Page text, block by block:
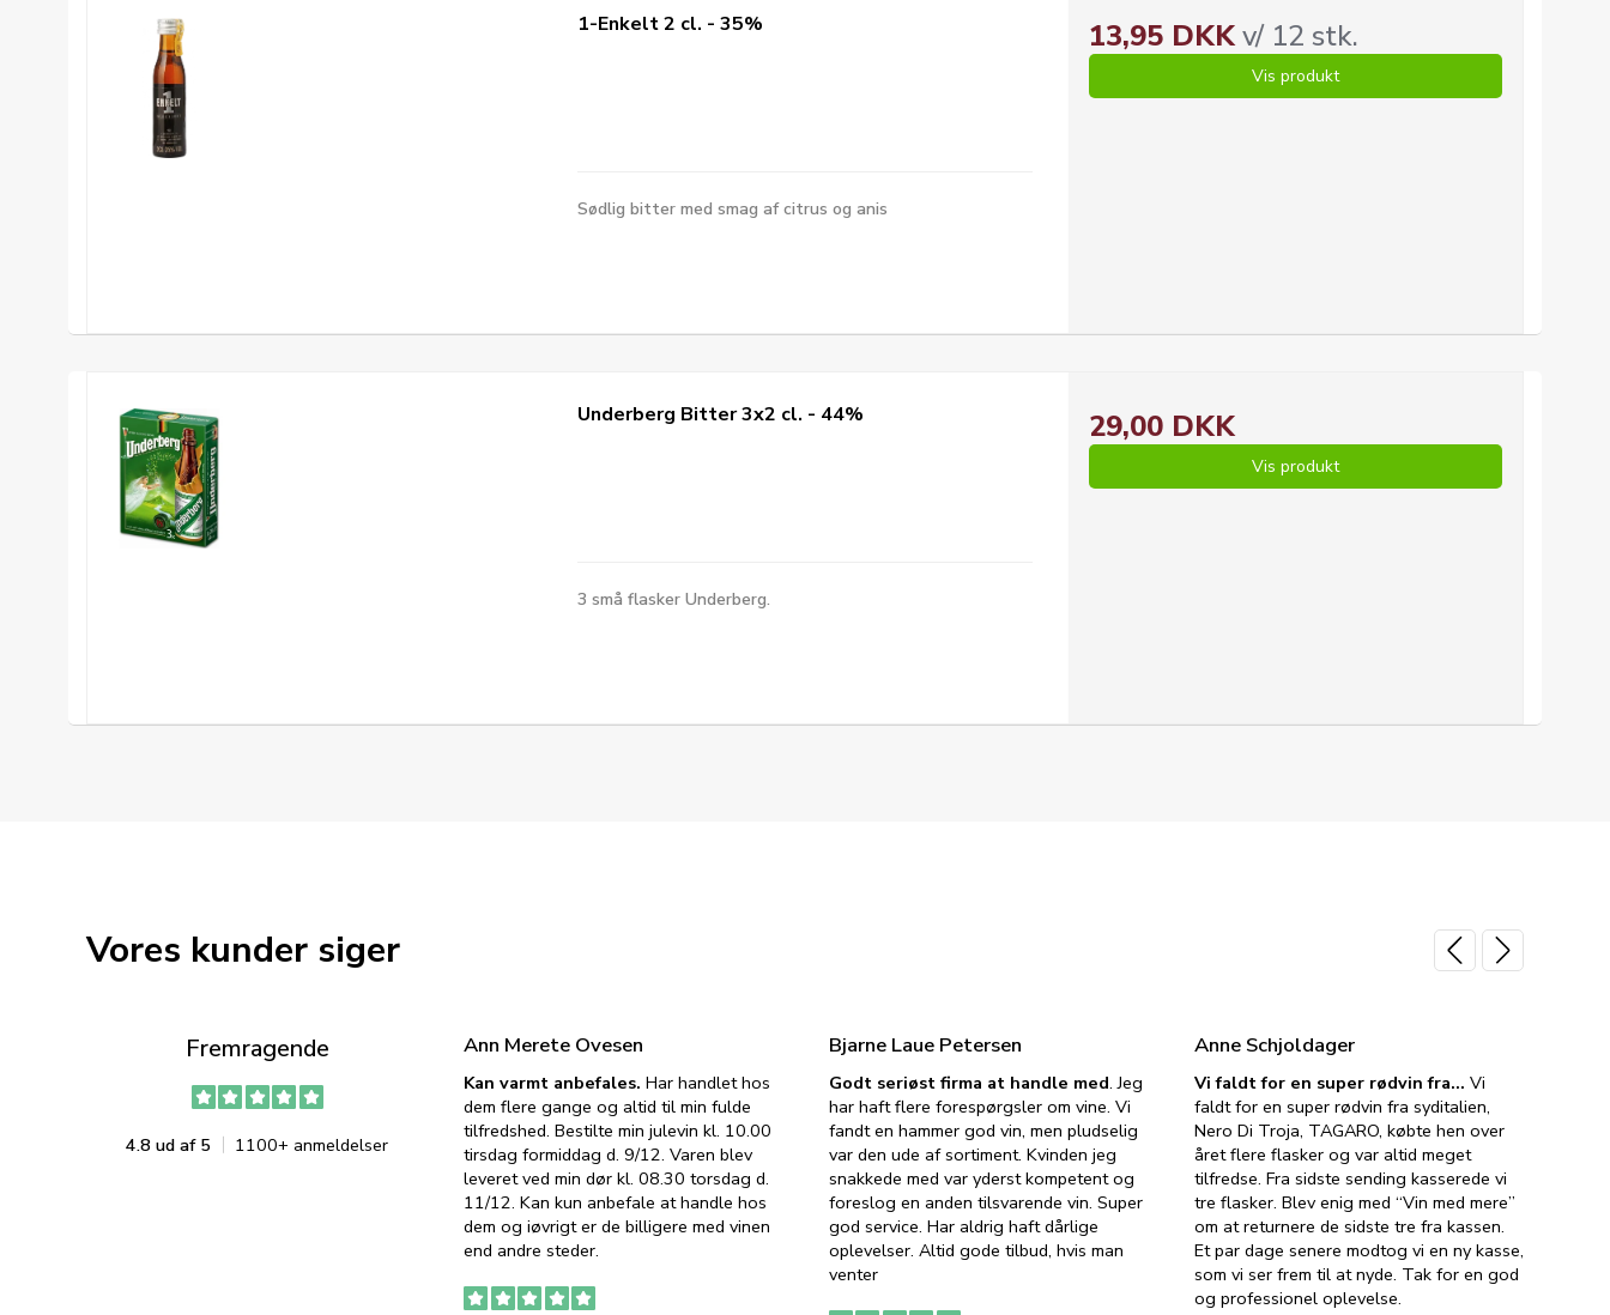
1-Enkelt 2 cl. - 35%
Sødlig bitter med smag af citrus og anis
13,95 DKKv/ 12 stk.
Vis produkt
Underberg Bitter 3x2 cl. - 44%
3 små flasker Underberg.
29,00 DKK
Vis produkt
Vores kunder siger
Fremragende
4.8 ud af 5 1100+ anmeldelser
Ann Merete Ovesen
Kan varmt anbefales. Har handlet hos
dem flere gange og altid til min fulde
tilfredshed. Bestilte min julevin kl. 10.00
tirsdag formiddag d. 9/12. Varen blev
leveret ved min dør kl. 08.30 torsdag d.
11/12. Kan kun anbefale at handle hos
dem og iøvrigt er de billigere med vinen
end andre steder.
Bjarne Laue Petersen
Godt seriøst firma at handle med. Jeg
har haft flere forespørgsler om vine. Vi
fandt en hammer god vin, men pludselig
var den ude af sortiment. Kvinden jeg
snakkede med var yderst kompetent og
foreslog en anden tilsvarende vin. Super
god service. Har aldrig haft dårlige
oplevelser. Altid gode tilbud, hvis man
venter
Anne Schjoldager
Vi faldt for en super rødvin fra… Vi
faldt for en super rødvin fra syditalien,
Nero Di Troja, TAGARO, købte hen over
året flere flasker og var altid meget
tilfredse. Fra sidste sending kasserede vi
tre flasker. Blev enig med “Vin med mere”
om at returnere de sidste tre fra kassen.
Et par dage senere modtog vi en ny kasse,
som vi ser frem til at nyde. Tak for en god
og professionel oplevelse.